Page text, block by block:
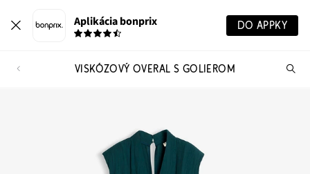
Aplikácia bonprix DO APPKY
VISKÓZOVÝ OVERAL S GOLIEROM